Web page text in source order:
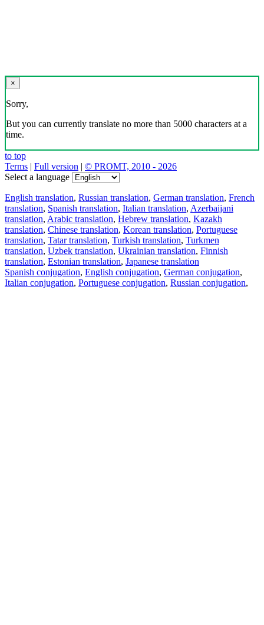
×
Sorry,
But you can currently translate no more than 5000 characters at a
time.
to top
Terms | Full version | © PROMT, 2010 - 2026
Select a language
English translation, Russian translation, German translation, French
translation, Spanish translation, Italian translation, Azerbaijani
translation, Arabic translation, Hebrew translation, Kazakh
translation, Chinese translation, Korean translation, Portuguese
translation, Tatar translation, Turkish translation, Turkmen
translation, Uzbek translation, Ukrainian translation, Finnish
translation, Estonian translation, Japanese translation
Spanish conjugation, English conjugation, German conjugation,
Italian conjugation, Portuguese conjugation, Russian conjugation,